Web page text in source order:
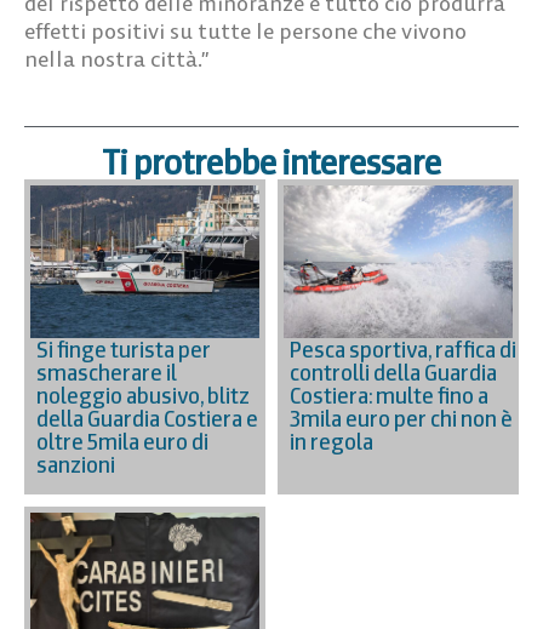
effetti positivi su tutte le persone che vivono
nella nostra città.”
Ti protrebbe interessare
Si finge turista per
smascherare il
noleggio abusivo, blitz
della Guardia Costiera e
oltre 5mila euro di
sanzioni
Pesca sportiva, raffica di
controlli della Guardia
Costiera: multe fino a
3mila euro per chi non è
in regola